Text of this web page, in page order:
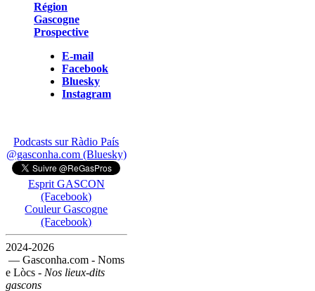
Région
Gascogne
Prospective
E-mail
Facebook
Bluesky
Instagram
Podcasts sur Ràdio País
@gasconha.com (Bluesky)
Esprit GASCON
(Facebook)
Couleur Gascogne
(Facebook)
2024-2026
— Gasconha.com - Noms
e Lòcs - Nos lieux-dits
gascons